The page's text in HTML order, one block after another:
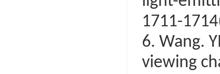
1711-
6. Wang.
viewing